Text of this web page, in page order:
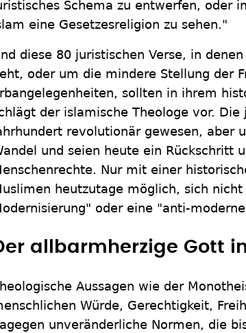
Schema zu entwerfen, oder
eine Gesetzesreligion zu sehen."
diese 80 juristischen Verse, in
oder um die mindere Stellung der
sollten in ihrem
der islamische Theologe vor.
revolutionär gewesen, aber
und seien heute ein Rückschritt
Nur mit einer
heutzutage möglich, sich
oder eine "anti-
allbarmherzige Gott
Aussagen wie der
Würde, Gerechtigkeit,
unveränderliche Normen, die